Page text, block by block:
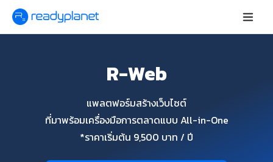
R-Web
แพลตฟอร์มสร้างเว็บไซต์
ที่มาพร้อมเครื่องมือการตลาดแบบ All-in-One
*ราคาเริ่มต้น 9,500 บาท / ปี